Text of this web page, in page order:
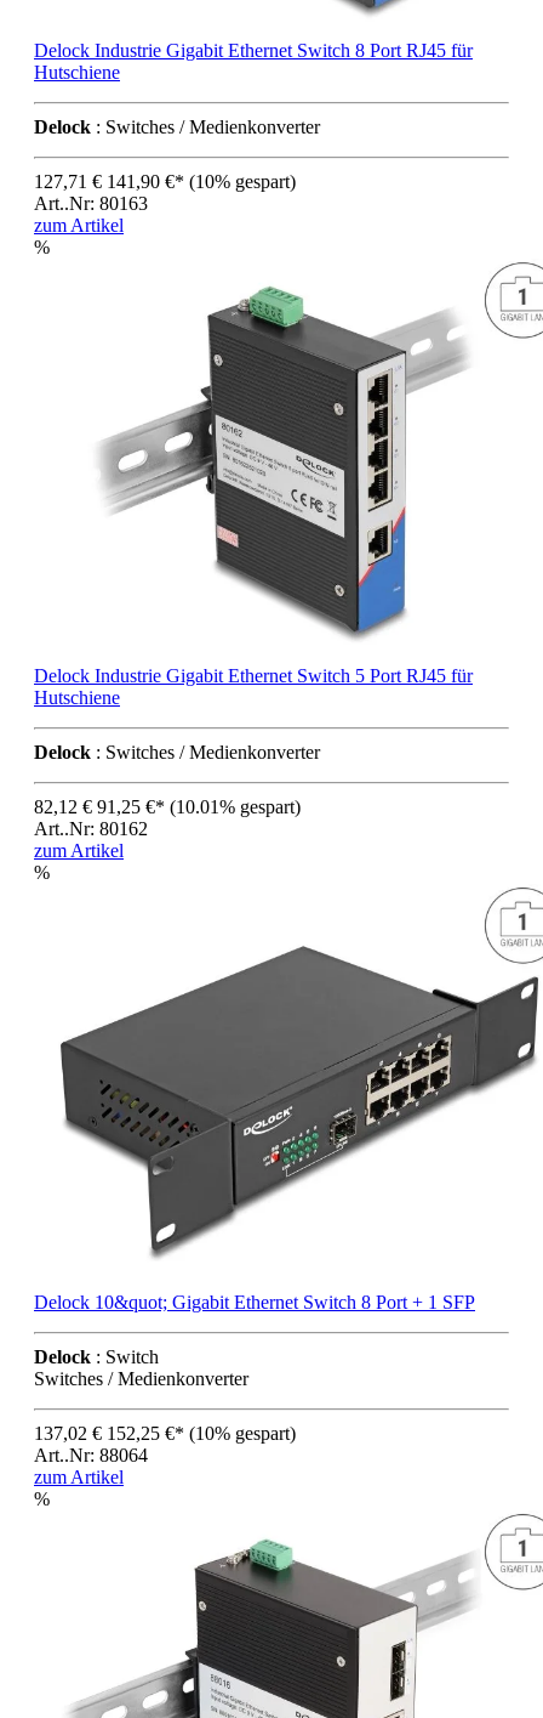
Delock Industrie Gigabit Ethernet Switch 8 Port RJ45 für
Hutschiene
Delock : Switches / Medienkonverter
127,71 € 141,90 €* (10% gespart)
Art..Nr: 80163
zum Artikel
%
Delock Industrie Gigabit Ethernet Switch 5 Port RJ45 für
Hutschiene
Delock : Switches / Medienkonverter
82,12 € 91,25 €* (10.01% gespart)
Art..Nr: 80162
zum Artikel
%
Delock 10&quot; Gigabit Ethernet Switch 8 Port + 1 SFP
Delock : Switch
Switches / Medienkonverter
137,02 € 152,25 €* (10% gespart)
Art..Nr: 88064
zum Artikel
%